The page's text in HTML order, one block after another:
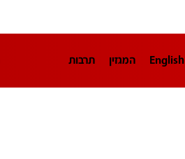
English המגזין תרבות